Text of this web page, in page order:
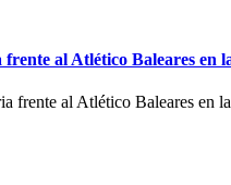
al Atlético Baleares en
frente al Atlético Baleares en